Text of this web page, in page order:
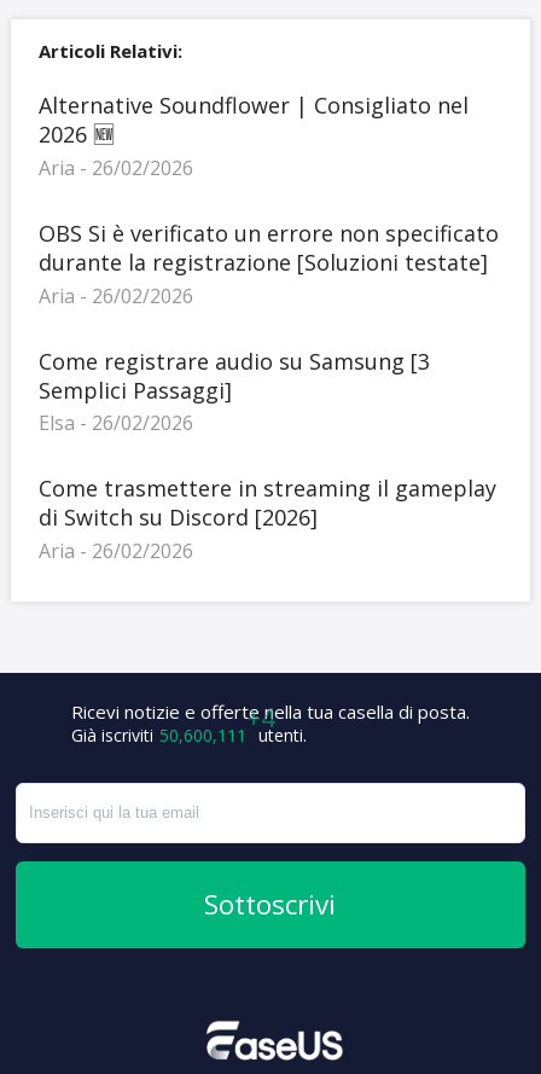
Articoli Relativi:
Alternative Soundflower | Consigliato nel
2026 🆕
Aria - 26/02/2026
OBS Si è verificato un errore non specificato
durante la registrazione [Soluzioni testate]
Aria - 26/02/2026
Come registrare audio su Samsung [3
Semplici Passaggi]
Elsa - 26/02/2026
Come trasmettere in streaming il gameplay
di Switch su Discord [2026]
Aria - 26/02/2026
Ricevi notizie e offerte nella tua casella di posta.
Già iscriviti 50,600,115 utenti.
Sottoscrivi
+7